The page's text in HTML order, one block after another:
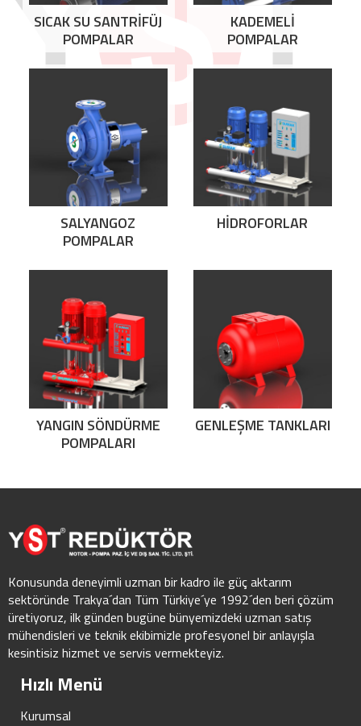
SICAK SU SANTRİFÜJ
POMPALAR
KADEMELİ
POMPALAR
SALYANGOZ
POMPALAR
HİDROFORLAR
YANGIN SÖNDÜRME
POMPALARI
GENLEŞME TANKLARI
Konusunda deneyimli uzman bir kadro ile güç aktarım
sektöründe Trakya´dan Tüm Türkiye´ye 1992´den beri çözüm
üretiyoruz, ilk günden bugüne bünyemizdeki uzman satış
mühendisleri ve teknik ekibimizle profesyonel bir anlayışla
kesintisiz hizmet ve servis vermekteyiz.
Hızlı Menü
Kurumsal